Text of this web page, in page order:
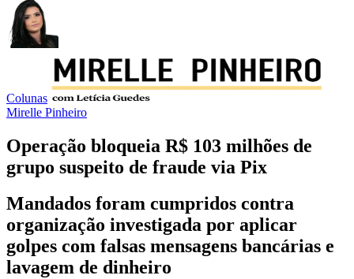
Colunas
Mirelle Pinheiro
Operação bloqueia R$ 103 milhões de
grupo suspeito de fraude via Pix
Mandados foram cumpridos contra
organização investigada por aplicar
golpes com falsas mensagens bancárias e
lavagem de dinheiro